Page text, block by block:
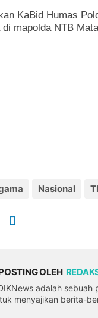
KaBid Humas
mapolda NTB
Nasional
OLEH
adalah sebuah
menyajikan berita-